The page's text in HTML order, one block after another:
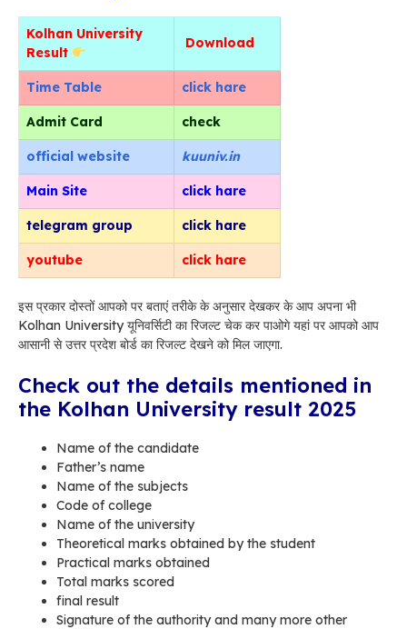
Kolhan University
Result
Download
Time Table click hare
Admit Card check
official website kuuniv.in
Main Site click hare
telegram group click hare
youtube click hare
इस प्रकार दोस्तों आपको पर बताएं तरीके के अनुसार देखकर के आप अपना भी
Kolhan University यूनिवर्सिटी का रिजल्ट चेक कर पाओगे यहां पर आपको आप
आसानी से उत्तर प्रदेश बोर्ड का रिजल्ट देखने को मिल जाएगा.
Check out the details mentioned in
the Kolhan University result 2025
Name of the candidate
Father’s name
Name of the subjects
Code of college
Name of the university
Theoretical marks obtained by the student
Practical marks obtained
Total marks scored
final result
Signature of the authority and many more other